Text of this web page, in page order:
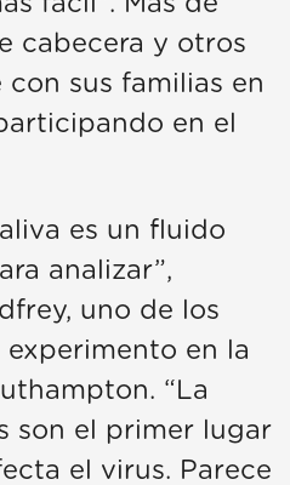
cabecera y otros
sus familias en
en el
es un fluido
analizar”,
uno de los
en la
“La
son el primer lugar
el virus. Parece